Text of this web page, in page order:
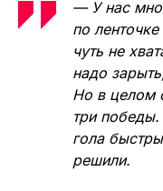
— У нас
по
чуть не
надо
Но в целом
три
гола
решили.